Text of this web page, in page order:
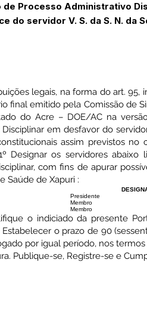
Processo Administrativo
servidor V. S. da S. N. da
legais, na forma do art. 95,
final emitido pela Comissão de
do Acre – DOE/AC na
em desfavor do
assim previstos
Designar os servidores
com fins de apurar
Saúde de Xapuri :
Presidente
Membro
Membro
o indiciado da presente
o prazo de 90
por igual período, nos termos
Publique-se, Registre-se e